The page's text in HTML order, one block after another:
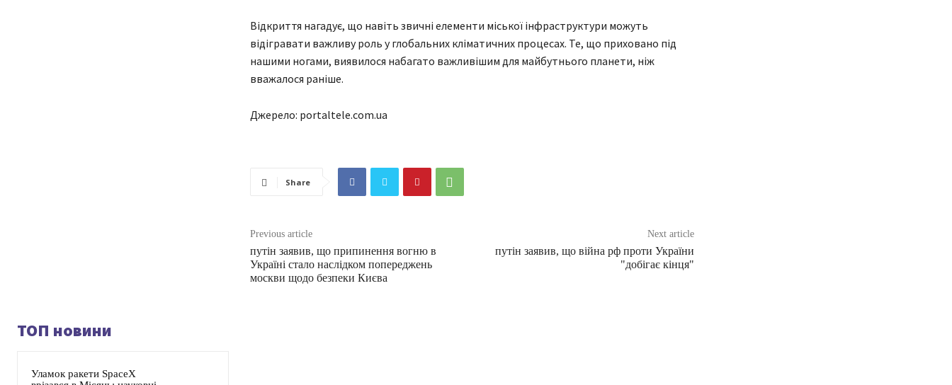
Відкриття нагадує, що навіть звичні елементи міської інфраструктури можуть
відігравати важливу роль у глобальних кліматичних процесах. Те, що приховано під
нашими ногами, виявилося набагато важливішим для майбутнього планети, ніж
вважалося раніше.
Джерело: portaltele.com.ua
Share
Previous article
путін заявив, що припинення вогню в
Україні стало наслідком попереджень
москви щодо безпеки Києва
Next article
путін заявив, що війна рф проти України
"добігає кінця"
ТОП новини
Уламок ракети SpaceX